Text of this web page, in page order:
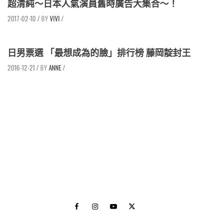
超清純～日本人氣演員舊時廣告大集合～！
2017-02-10 / VIVI /
日男票選 「最想成為的臉」排行榜 藤岡靛封王
2016-12-21 / ANNE/
FacebookInstagramYoutubeTwitter